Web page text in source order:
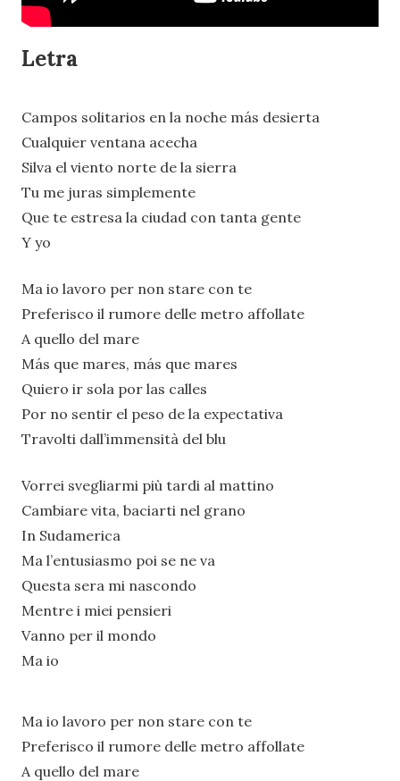
Letra
Campos solitarios en la noche más desierta
Cualquier ventana acecha
Silva el viento norte de la sierra
Tu me juras simplemente
Que te estresa la ciudad con tanta gente
Y yo
Ma io lavoro per non stare con te
Preferisco il rumore delle metro affollate
A quello del mare
Más que mares, más que mares
Quiero ir sola por las calles
Por no sentir еl peso de la expеctativa
Travolti dall’immensità del blu
Vorrei svegliarmi più tardi al mattino
Cambiare vita, baciarti nel grano
In Sudamerica
Ma l’entusiasmo poi se ne va
Questa sera mi nascondo
Mentre i miei pensieri
Vanno per il mondo
Ma io
Ma io lavoro per non stare con te
Preferisco il rumore delle metro affollate
A quello del mare